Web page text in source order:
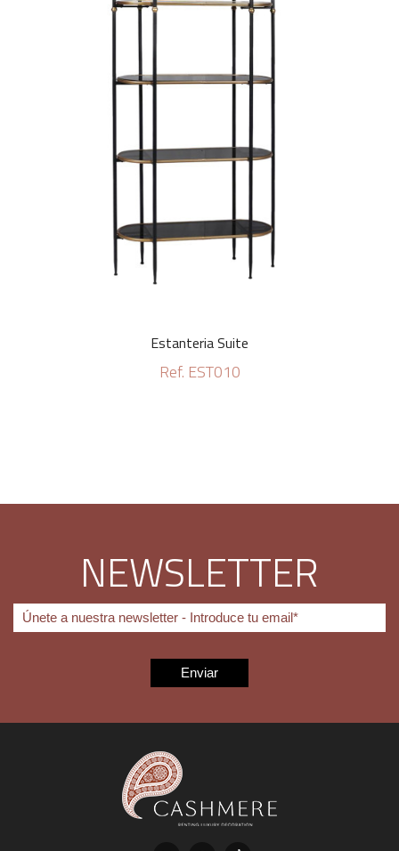
Estanteria Suite
Ref. EST010
NEWSLETTER